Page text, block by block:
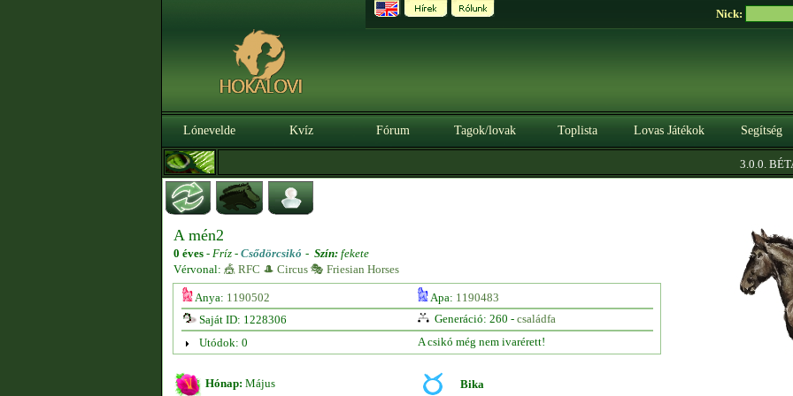
Nick:
Lónevelde Kvíz Fórum Tagok/lovak Toplista Lovas Játékok Segítség
3.0.0. BÉTA|
A mén2
0 éves - Fríz - Csődörcsikó - Szín: fekete
Vérvonal: 🎪 RFC 🎩 Circus 🎭 Friesian Horses
Anya: 1190502 Apa: 1190483
Saját ID: 1228306
Generáció: 260 - családfa
Utódok: 0
A csikó még nem ivarérett!
Hónap: Május Bika